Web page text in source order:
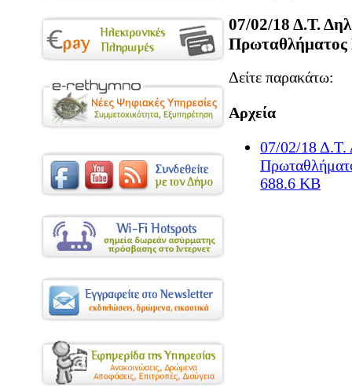
07/02/18 Δ.Τ.
Πρωταθλήματος
Δείτε παρακάτω:
Αρχεία
07/02/18 Δ.Τ.
688.6 KB